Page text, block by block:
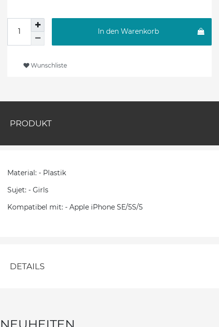
In den Warenkorb
Wunschliste
PRODUKT
Material: - Plastik
Sujet: - Girls
Kompatibel mit: - Apple iPhone SE/5S/5
DETAILS
NEUHEITEN